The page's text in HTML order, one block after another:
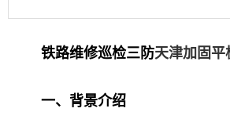
铁路维修巡检三防天津加固平
一、背景介绍